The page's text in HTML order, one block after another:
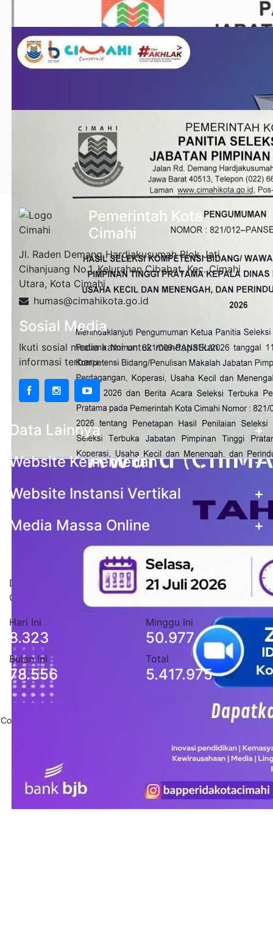
Pemerintah Kota
Cimahi
Jl. Raden Demang Hardjakusumah Blok Jati
Cihanjuang No.1, Kelurahan Cibabat, Kec. Cimahi
Utara, Kota Cimahi
humas@cimahikota.go.id
Sosial Media
Ikuti sosial media kami untuk mendapatkan
informasi terbaru
Data Lainnya
+
Website Kementerian
+
Website Instansi Vertikal
+
Media Massa Online
+
Statistik Pengunjung
Data stastistik pengunjung situs Pemerintah Kota
Cimahi
Hari Ini
8.323
Minggu Ini
50.977
Bulan Ini
78.556
Total
5.417.975
Copyright 2020 . All Rights Reserved